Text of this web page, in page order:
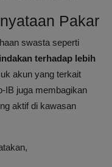
Pakar
swasta seperti
terhadap lebih
akun yang terkait
IB juga membagikan
aktif di kawasan